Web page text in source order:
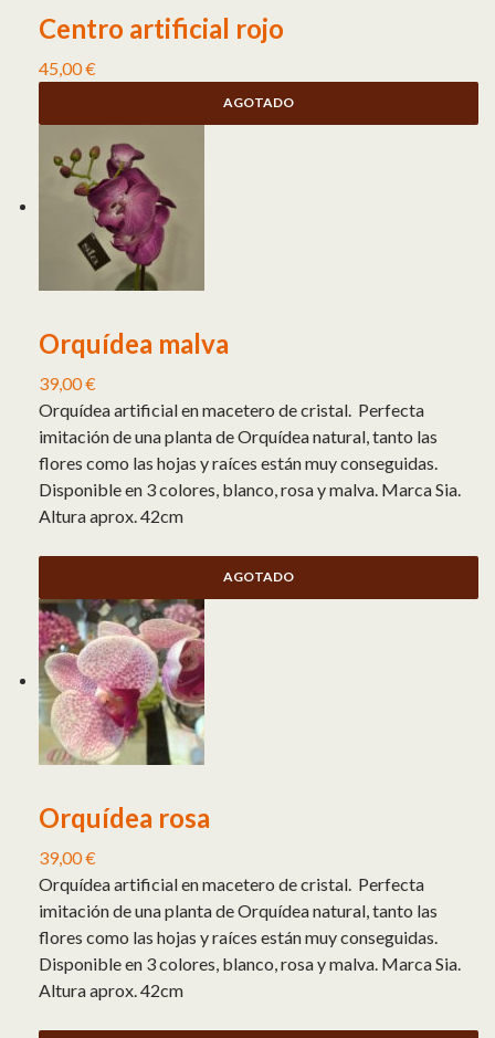
Centro artificial rojo
45,00€
AGOTADO
Orquídea malva
39,00€
Orquídea artificial en macetero de cristal. Perfecta
imitación de una planta de Orquídea natural, tanto las
flores como las hojas y raíces están muy conseguidas.
Disponible en 3 colores, blanco, rosa y malva. Marca Sia.
Altura aprox. 42cm
AGOTADO
Orquídea rosa
39,00€
Orquídea artificial en macetero de cristal. Perfecta
imitación de una planta de Orquídea natural, tanto las
flores como las hojas y raíces están muy conseguidas.
Disponible en 3 colores, blanco, rosa y malva. Marca Sia.
Altura aprox. 42cm